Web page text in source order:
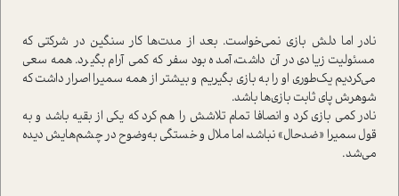
نادر اما دلش بازی نمی‌خوا‌ست. بعد از مدت‌ها کار سنگین در شرکتی که
مسئولیت زیادی در آن داشت، آمده بود سفر که کمی آرام بگیرد. همه سعی
می‌کردیم یک‌طوری او را به بازی بگیریم و بیشتر از همه سمیرا اصرار داشت که
شوهرش پای ثابت بازی‌ها باشد.
نادر کمی بازی کرد و انصافا تمام تلاشش را هم کرد که یکی از بقیه باشد و به
قول سمیرا «ضدحال» نباشد، اما ملال و خستگی به‌وضوح در چشم‌هایش دیده
می‌شد.